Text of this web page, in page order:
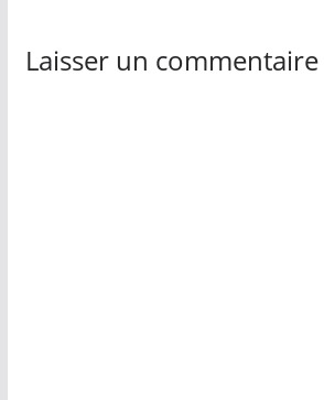
Laisser un commentaire